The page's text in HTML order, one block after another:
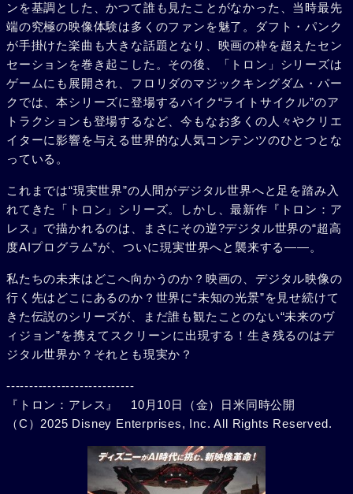
ンを基調とした、かつて誰も見たことがなかった、当時最先
端の究極の映像体験は多くのファンを魅了。ダフト・パンク
が手掛けた楽曲も大きな話題となり、映画の枠を超えたセン
セーションを巻き起こした。その後、「トロン」シリーズは
ゲームにも展開され、フロリダのマジックキングダム・パー
クでは、本シリーズに登場するバイク“ライトサイクル”のア
トラクションも登場するなど、今もなお多くの人々やクリエ
イターに影響を与える世界的な人気コンテンツのひとつとな
っている。
これまでは“現実世界”の人間がデジタル世界へと足を踏み入
れてきた「トロン」シリーズ。しかし、最新作『トロン：ア
レス』で描かれるのは、まさにその逆?デジタル世界の“超高
度AIプログラム”が、ついに現実世界へと襲来する――。
私たちの未来はどこへ向かうのか？映画の、デジタル映像の
行く先はどこにあるのか？世界に“未知の光景”を見せ続けて
きた伝説のシリーズが、まだ誰も観たことのない“未来のヴ
ィジョン”を携えてスクリーンに出現する！生き残るのはデ
ジタル世界か？それとも現実か？
----------------------------
『トロン：アレス』 10月10日（金）日米同時公開
（C）2025 Disney Enterprises, Inc. All Rights Reserved.